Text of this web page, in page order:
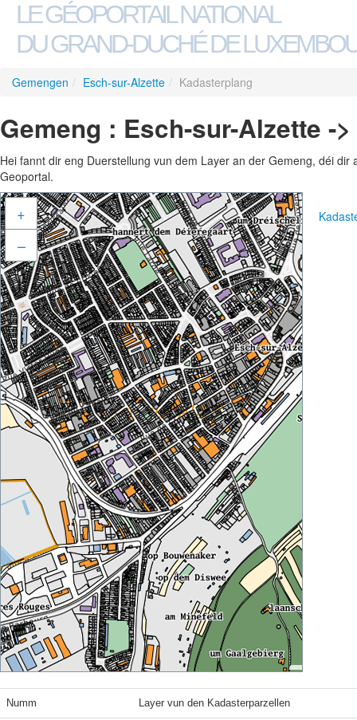
LE GÉOPORTAIL NATIONAL
DU GRAND-DUCHÉ DE
Gemengen / Esch-sur-Alzette / Kadasterplang
Gemeng : Esch-sur-Alzette -
Hei fannt dir eng Duerstellung vun dem Layer an der Gemeng, déi
Geoportal.
+
–
Numm Layer vun den Kadasterparzellen